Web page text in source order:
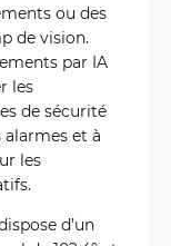
ou des
de vision.
par IA
les
de sécurité
et à
les
d’un